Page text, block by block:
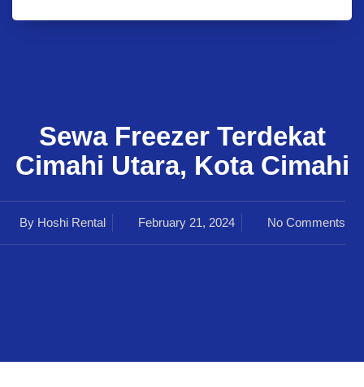
Sewa Freezer Terdekat
Cimahi Utara, Kota Cimahi
By Hoshi Rental February 21, 2024 No Comments